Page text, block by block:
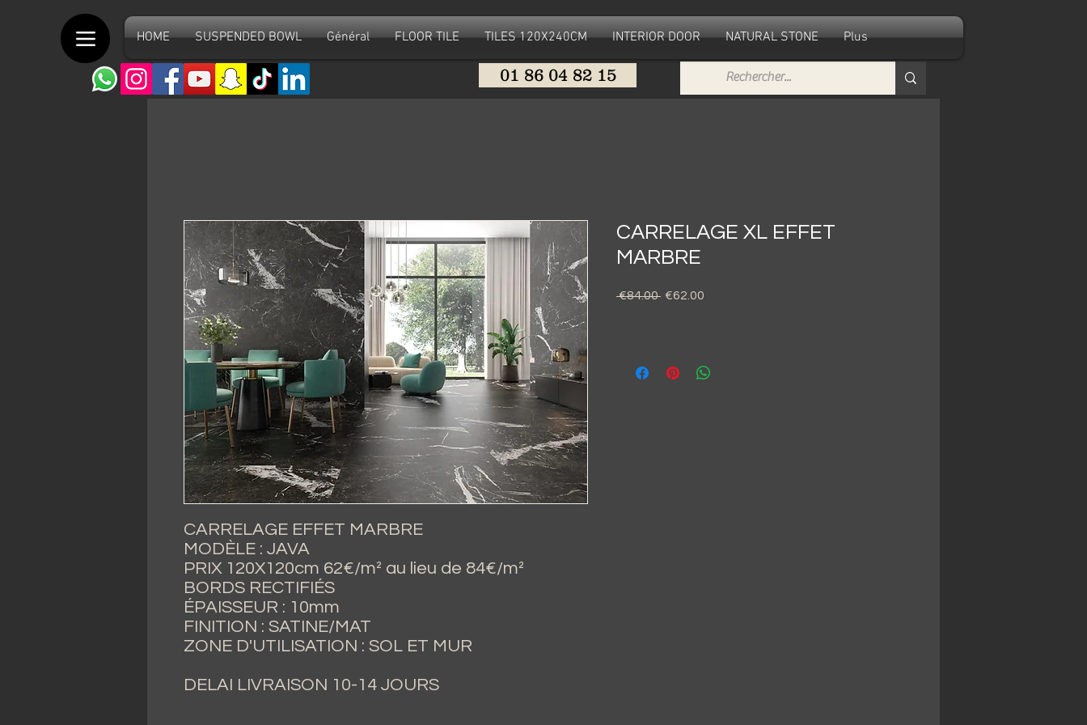
HOME SUSPENDED BOWL Général FLOOR TILE TILES 120X240CM INTERIOR DOOR NATURAL STONE Plus
01 86 04 82 15
CARRELAGE EFFET MARBRE
MODÈLE : JAVA
PRIX 120X120cm 62€/m² au lieu de 84€/m²
BORDS RECTIFIÉS
ÉPAISSEUR : 10mm
FINITION : SATINE/MAT
ZONE D'UTILISATION : SOL ET MUR
DELAI LIVRAISON 10-14 JOURS
CARRELAGE XL EFFET
MARBRE
€84.00 Regular
€62.00